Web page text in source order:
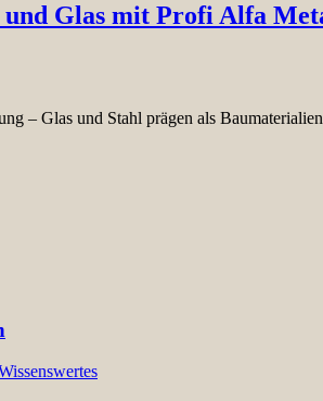
Glas mit Profi Alfa
– Glas und Stahl prägen als